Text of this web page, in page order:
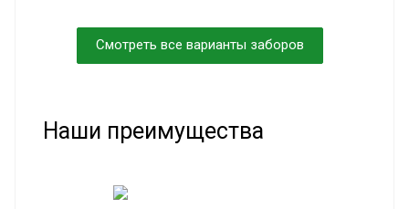
Смотреть все варианты заборов
Наши преимущества